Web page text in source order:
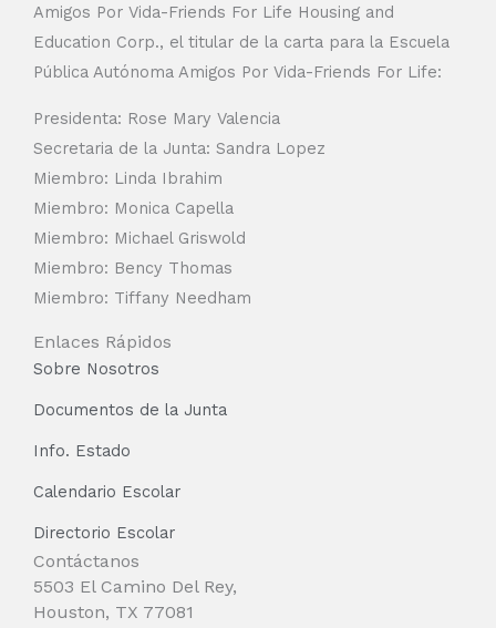
Amigos Por Vida-Friends For Life Housing and
Education Corp., el titular de la carta para la Escuela
Pública Autónoma Amigos Por Vida-Friends For Life:
Presidenta: Rose Mary Valencia
Secretaria de la Junta: Sandra Lopez
Miembro: Linda Ibrahim
Miembro: Monica Capella
Miembro: Michael Griswold
Miembro: Bency Thomas
Miembro: Tiffany Needham
Enlaces Rápidos
Sobre Nosotros
Documentos de la Junta
Info. Estado
Calendario Escolar
Directorio Escolar
Contáctanos
5503 El Camino Del Rey,
Houston, TX 77081